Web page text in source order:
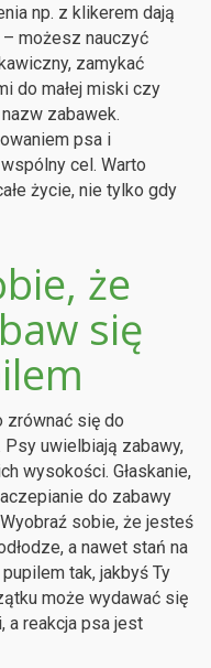
np. z klikerem dają
możesz nauczyć
zamykać
do małej miski czy
zabawek.
psa i
cel. Warto
życie, nie tylko gdy
że
się
zrównać się do
Psy uwielbiają zabawy,
wysokości. Głaskanie,
do zabawy
sobie, że jesteś
a nawet stań na
tak, jakbyś Ty
może wydawać się
a reakcja psa jest